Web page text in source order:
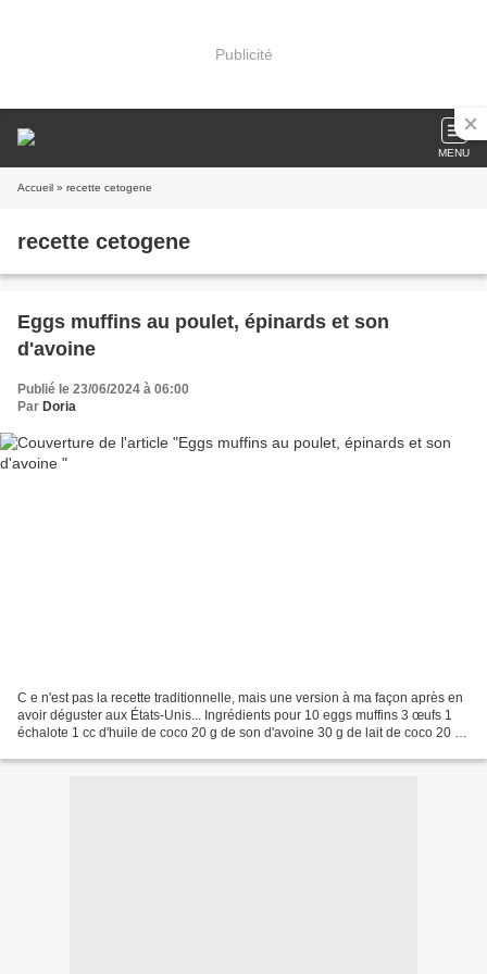
Publicité
MENU
Accueil » recette cetogene
recette cetogene
Eggs muffins au poulet, épinards et son
d'avoine
Publié le 23/06/2024 à 06:00
Par Doria
C e n'est pas la recette traditionnelle, mais une version à ma façon après en
avoir déguster aux États-Unis... Ingrédients pour 10 eggs muffins 3 œufs 1
échalote 1 cc d'huile de coco 20 g de son d'avoine 30 g de lait de coco 20 g